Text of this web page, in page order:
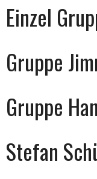
Einzel
Gruppe
Gruppe
Stefan